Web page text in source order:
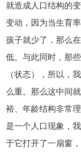
就造成人口结构的
变动，因为当生育
孩子就少了，那么
低。 与此同时，那
（状态），所以，
么重。那么这中间
裕、年龄结构非常
是一个人口现象，
于它打开了一扇窗